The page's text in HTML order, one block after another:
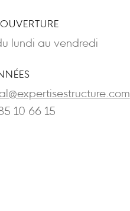
lundi au vendredi
10 66 15